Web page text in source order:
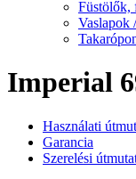
Füstölők,
Vaslapok
Imperial
Használati
Garancia
Szerelési